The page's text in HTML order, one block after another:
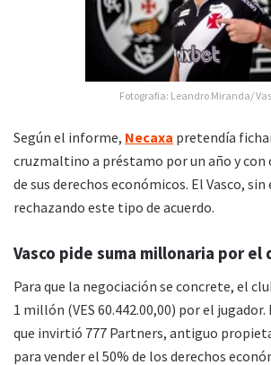
Fotografia: Leandro Miranda/
Según el informe, Necaxa pretendía
cruzmaltino a préstamo por un año y con
de sus derechos económicos. El Vasco,
rechazando este tipo de acuerdo.
Vasco pide suma millonaria por el
Para que la negociación se concrete, el
1 millón (VES 60.442.00,00) por el
que invirtió 777 Partners, antiguo
para vender el 50% de los derechos